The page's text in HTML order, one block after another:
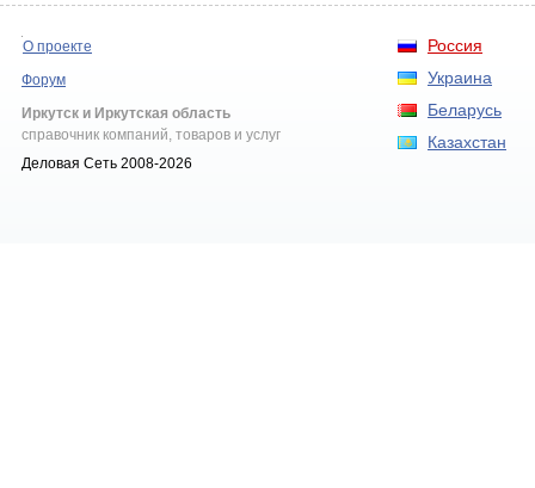
Россия
Украина
Беларусь
Казахстан
О проекте
Форум
Иркутск и Иркутская область
справочник компаний, товаров и услуг
Деловая Сеть 2008-2026